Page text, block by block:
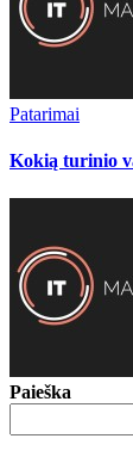
Patarimai
Kokią turinio
Paieška